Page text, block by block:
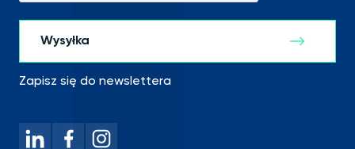
Zapisz się do newslettera